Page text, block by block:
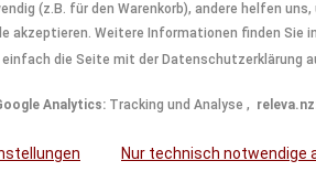
zzgl.Versandkostenund ggf.
(z.B. für den Warenkorb), andere helfen
akzeptieren. Weitere Informationen finden
einfach die Seite mit der Datenschutzerklärung
Analytics: Tracking und Analyse ,
Nur technisch notwendige